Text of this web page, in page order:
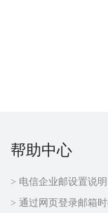
帮助中心
> 电信企业邮设置说明
> 通过网页登录邮箱